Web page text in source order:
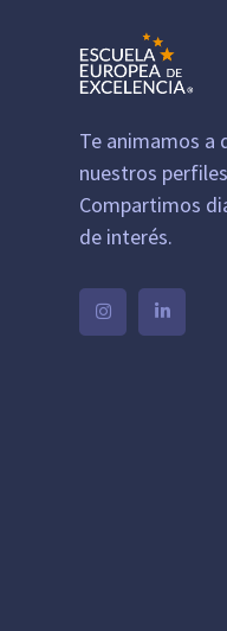
Te animamos a
nuestros
Compartimos
de interés.